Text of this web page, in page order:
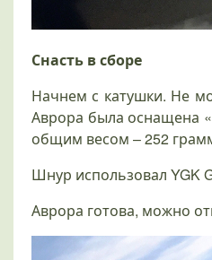
Снасть в сборе
Начнем с катушки. Не
Аврора была оснащена
общим весом – 252
Шнур использовал YGK
Аврора готова, можно